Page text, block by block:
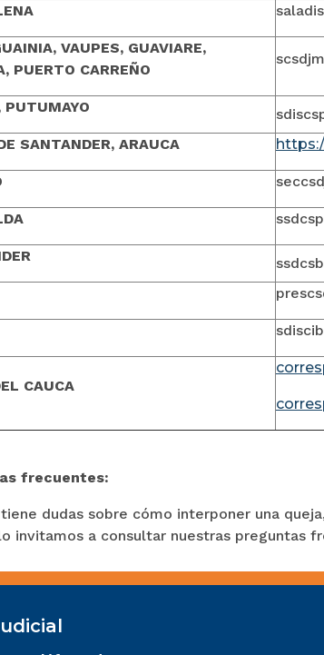
VAUPES, GUAVIARE,
PUERTO CARREÑO
PUTUMAYO
SANTANDER, ARAUCA
CAUCA
frecuentes:
dudas sobre cómo interponer una
invitamos a consultar nuestras preguntas